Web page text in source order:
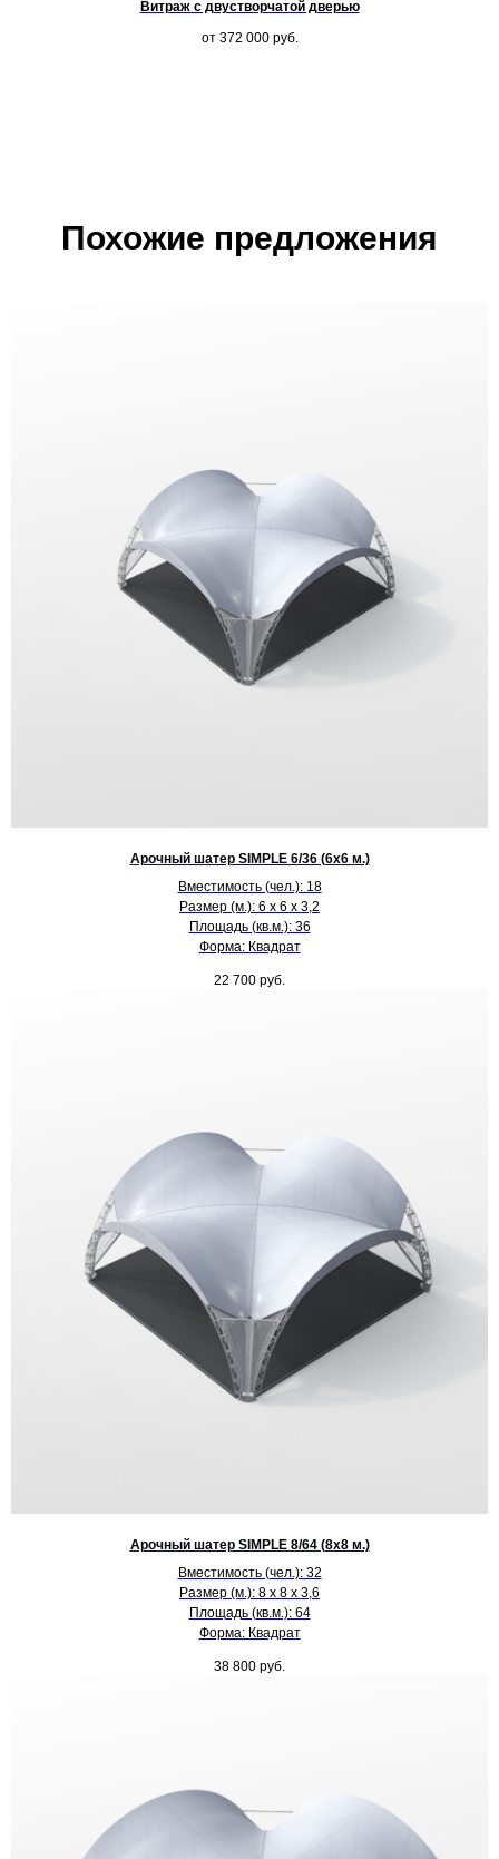
Витраж с двустворчатой дверью
от 372 000 руб.
Похожие предложения
Арочный шатер SIMPLE 6/36 (6х6 м.)
Вместимость (чел.): 18
Размер (м.): 6 х 6 х 3,2
Площадь (кв.м.): 36
Форма: Квадрат
22 700 руб.
Арочный шатер SIMPLE 8/64 (8х8 м.)
Вместимость (чел.): 32
Размер (м.): 8 х 8 х 3,6
Площадь (кв.м.): 64
Форма: Квадрат
38 800 руб.